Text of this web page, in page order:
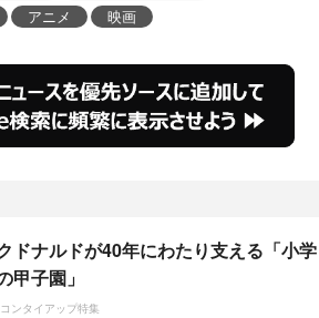
アニメ 映画
ドナルドが40年にわたり支える「小学
甲子園」
ンタイアップ特集